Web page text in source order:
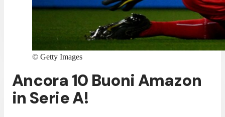
© Getty Images
Ancora 10 Buoni Amazon
in Serie A!